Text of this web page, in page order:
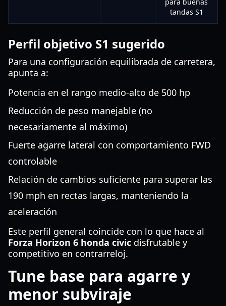
tandas S1
Perfil objetivo S1 sugerido
Para una configuración equilibrada de carretera,
apunta a:
Potencia en el rango medio-alto de 500 hp
Reducción de peso manejable (no
necesariamente al máximo)
Fuerte agarre lateral con comportamiento FWD
controlable
Relación de cambios suficiente para superar las
190 mph en rectas largas, manteniendo la
aceleración
Este perfil general coincide con lo que hace al
Forza Horizon 6 honda civic disfrutable y
competitivo en contrarreloj.
Tune base para agarre y
menor subviraje